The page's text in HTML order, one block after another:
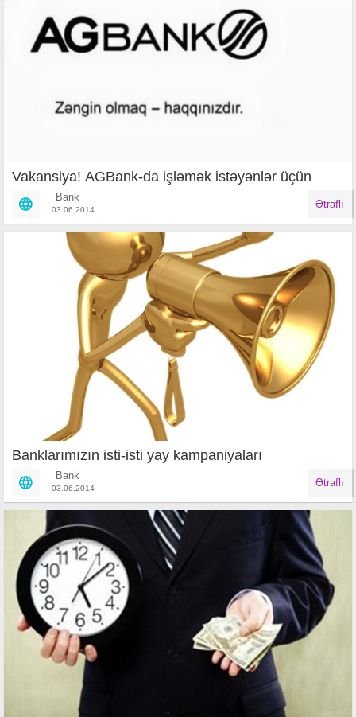
Vakansiya! AGBank-da işləmək istəyənlər üçün
Bank
03.06.2014 Ətraflı
Banklarımızın isti-isti yay kampaniyaları
Bank
03.06.2014 Ətraflı